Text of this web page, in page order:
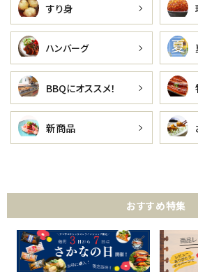
すり身
ハンバーグ
BBQにオススメ！
新商品
おすすめ特集